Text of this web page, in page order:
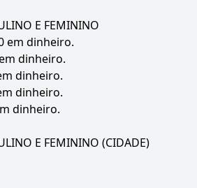
E FEMININO
em dinheiro.
dinheiro.
dinheiro.
dinheiro.
dinheiro.
E FEMININO (CIDADE)